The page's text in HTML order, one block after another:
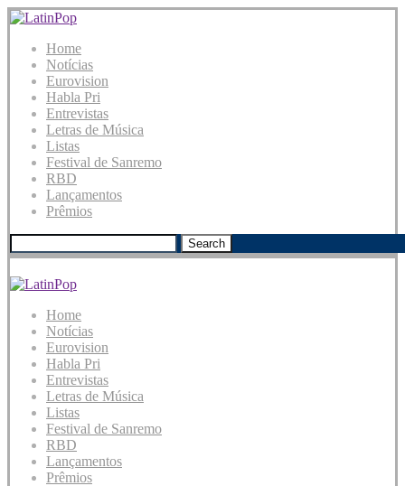
Home
Notícias
Eurovision
Habla Pri
Entrevistas
Letras de Música
Listas
Festival de Sanremo
RBD
Lançamentos
Prêmios
Search
Home
Notícias
Eurovision
Habla Pri
Entrevistas
Letras de Música
Listas
Festival de Sanremo
RBD
Lançamentos
Prêmios